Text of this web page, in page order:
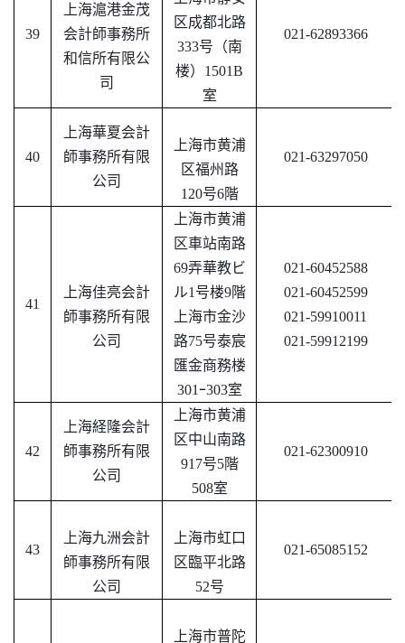
39
上海滬港金茂
会計師事務所
和信所有限公
司
区成都北路
333号（南
楼）1501B
室
021-62893366
40
上海華夏会計
師事務所有限
公司
上海市黄浦
区福州路
120号6階
021-63297050
41
上海佳亮会計
師事務所有限
公司
上海市黄浦
区車站南路
69弄華教ビ
ル1号楼9階
上海市金沙
路75号泰宸
匯金商務楼
301ｰ303室
021-60452588
021-60452599
021-59910011
021-59912199
42
上海経隆会計
師事務所有限
公司
上海市黄浦
区中山南路
917号5階
508室
021-62300910
43
上海九洲会計
師事務所有限
公司
上海市虹口
区臨平北路
52号
021-65085152
上海市普陀